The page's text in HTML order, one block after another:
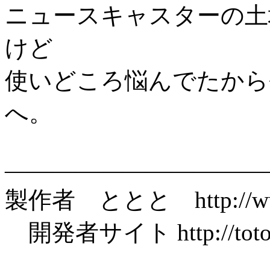
ニュースキャスターの
けど
使いどころ悩んでたか
へ。
製作者 ととと http://
開発者サイト http://